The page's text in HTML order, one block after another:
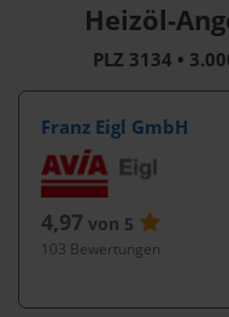
Heizöl-
PLZ 3134 •
Franz Eigl GmbH
4,97von 5
103 Bewertungen